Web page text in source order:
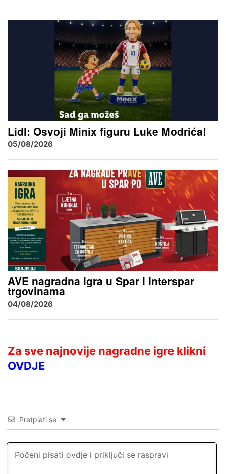
Lidl: Osvoji Minix figuru Luke Modrića!
05/08/2026
AVE nagradna igra u Spar i Interspar
trgovinama
04/08/2026
Za sve najnovije nagradne igre klikni
OVDJE
Pretplati se